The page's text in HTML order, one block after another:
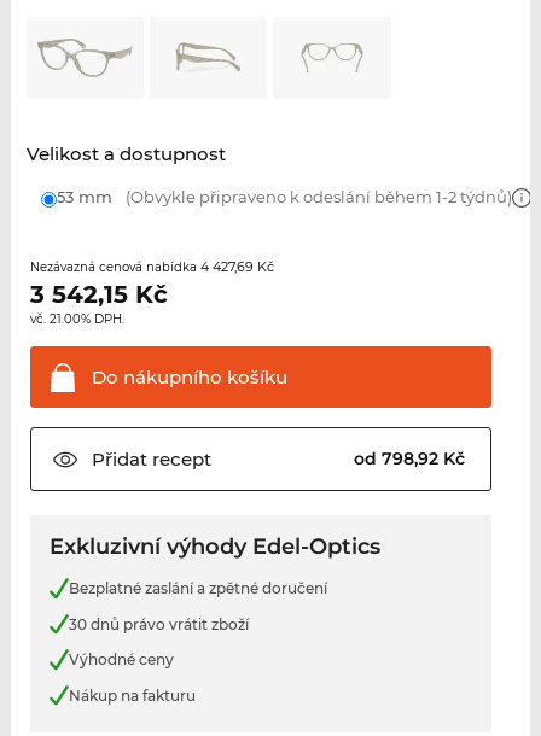
Velikost a dostupnost
53 mm (Obvykle připraveno k odeslání během 1-2 týdnů)
Nezávazná cenová nabídka 4 427,69 Kč
3 542,15Kč
vč. 21.00% DPH.
Do nákupního košíku
Přidatrecept od 798,92 Kč
Exkluzivní výhody Edel-Optics
Bezplatné zaslání a zpětné doručení
30 dnů právo vrátit zboží
Výhodné ceny
Nákup na fakturu